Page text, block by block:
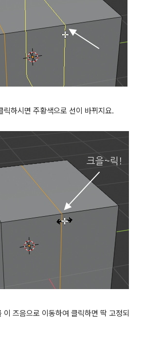
릭하시면 주황색으로 선이 바뀌지요.
이 즈음으로 이동하여 클릭하면 딱 고정되